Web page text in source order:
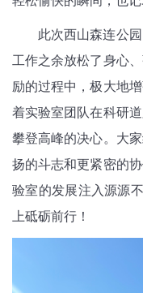
此次西山森连公
工作之余放松了身心
励的过程中，极大地
着实验室团队在科研
攀登高峰的决心。大
扬的斗志和更紧密的
验室的发展注入源源
上砥砺前行！